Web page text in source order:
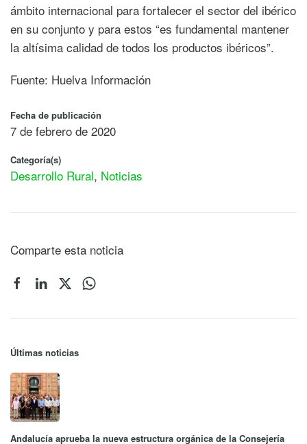
ámbito internacional para fortalecer el sector del ibérico
en su conjunto y para estos “es fundamental mantener
la altísima calidad de todos los productos ibéricos”.
Fuente: Huelva Información
Fecha de publicación
7 de febrero de 2020
Categoría(s)
Desarrollo Rural, Noticias
Comparte esta noticia
Últimas noticias
Andalucía aprueba la nueva estructura orgánica de la Consejería